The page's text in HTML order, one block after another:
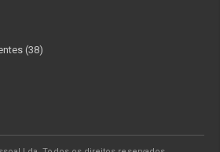
(38)